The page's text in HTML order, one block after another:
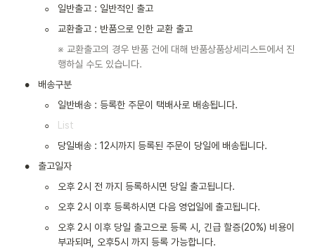
◦ 일반출고 : 일반적인 출고
◦
교환출고 : 반품으로 인한 교환 출고
※ 교환출고의 경우 반품 건에 대해 반품상품상세리스트에서 진
행하실 수도 있습니다.
• 배송구분
◦ 일반배송 : 등록한 주문이 택배사로 배송됩니다.
◦
◦
당일배송 : 12시까지 등록된 주문이 당일에 배송됩니다.
• 출고일자
◦ 오후 2시 전 까지 등록하시면 당일 출고됩니다.
◦ 오후 2시 이후 등록하시면 다음 영업일에 출고됩니다.
◦
오후 2시 이후 당일 출고으로 등록 시, 긴급 할증(20%) 비용이
부과되며, 오후5시 까지 등록 가능합니다.